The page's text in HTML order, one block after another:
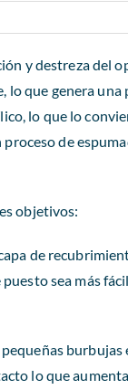
y destreza del
que genera
lo que lo
de
objetivos:
de
sea más
lo que